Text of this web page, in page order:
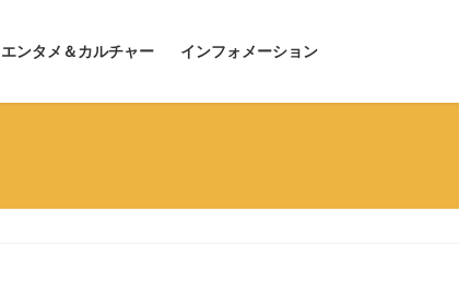
エンタメ＆カルチャー インフォメーション